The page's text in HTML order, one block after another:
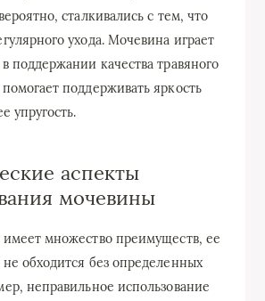
сталкивались с тем, что
ухода. Мочевина играет
поддержании качества травяного
поддерживать яркость
упругость.
аспекты
мочевины
множество преимуществ, ее
обходится без определенных
неправильное использование